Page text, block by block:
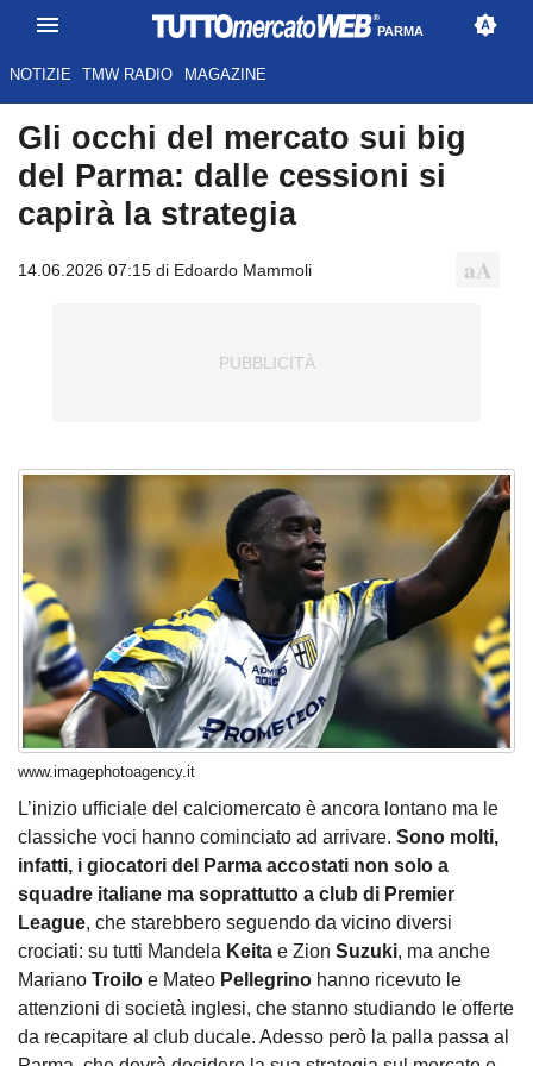
PARMA
NOTIZIE TMW RADIO MAGAZINE
Gli occhi del mercato sui big
del Parma: dalle cessioni si
capirà la strategia
14.06.2026 07:15 di Edoardo Mammoli
www.imagephotoagency.it
L’inizio ufficiale del calciomercato è ancora lontano ma le
classiche voci hanno cominciato ad arrivare. Sono molti,
infatti, i giocatori del Parma accostati non solo a
squadre italiane ma soprattutto a club di Premier
League, che starebbero seguendo da vicino diversi
crociati: su tutti Mandela Keita e Zion Suzuki, ma anche
Mariano Troilo e Mateo Pellegrino hanno ricevuto le
attenzioni di società inglesi, che stanno studiando le offerte
da recapitare al club ducale. Adesso però la palla passa al